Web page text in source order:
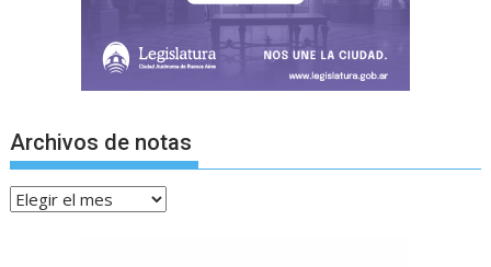
Archivos de notas
Archivos